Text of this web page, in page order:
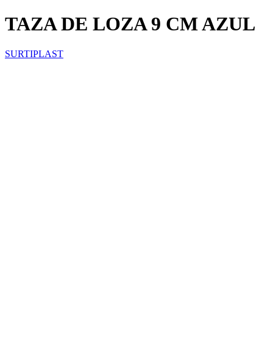
TAZA DE LOZA 9 CM AZUL
SURTIPLAST